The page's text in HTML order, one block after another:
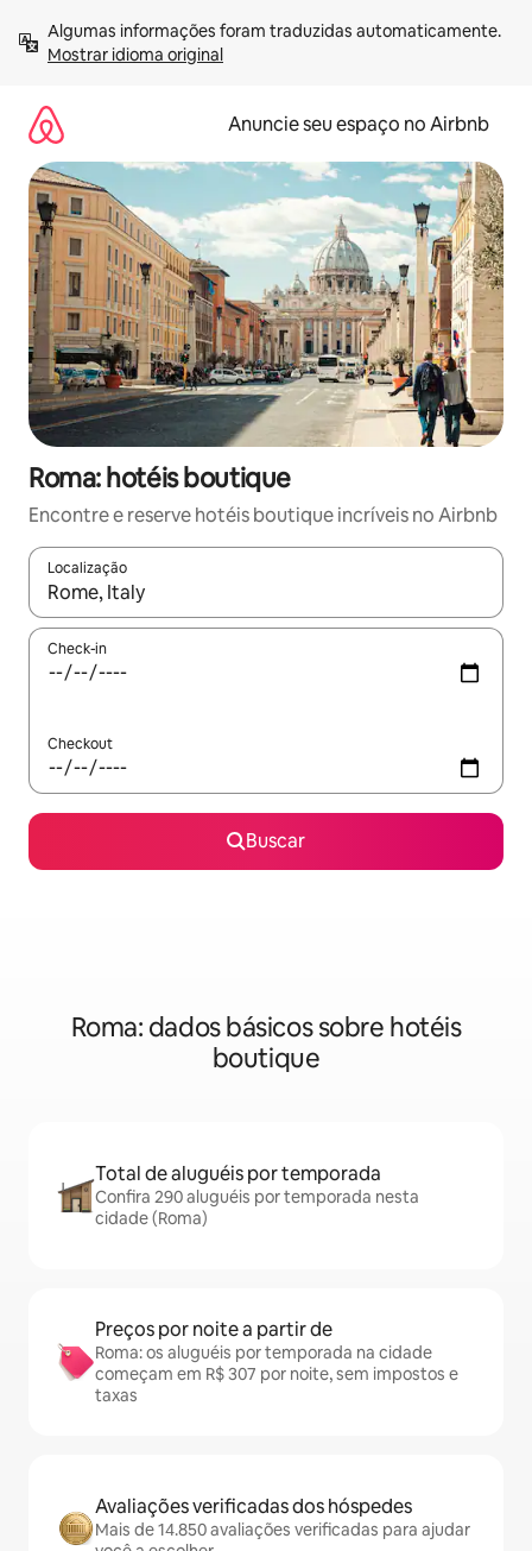
para
Mostrar idioma original
Anuncie seu espaço no Airbnb
Roma: hotéis boutique
Encontre e reserve hotéis boutique incríveis no Airbnb
Localização
Quando os resultados estiverem disponíveis, explore-os
Check-in
Checkout
Buscar
Roma: dados básicos sobre hotéis
boutique
Total de aluguéis por temporada
Confira 290 aluguéis por temporada nesta
cidade (Roma)
Preços por noite a partir de
Roma: os aluguéis por temporada na cidade
começam em R$ 307 por noite, sem impostos e
taxas
Avaliações verificadas dos hóspedes
Mais de 14.850 avaliações verificadas para ajudar